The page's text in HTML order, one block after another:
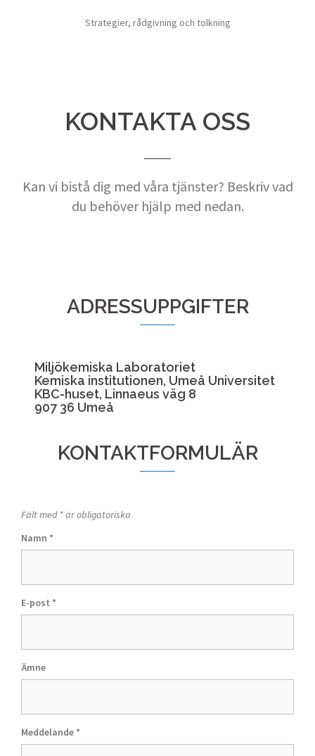
Strategier, rådgivning och tolkning
KONTAKTA OSS
Kan vi bistå dig med våra tjänster? Beskriv vad
du behöver hjälp med nedan.
ADRESSUPPGIFTER
Miljökemiska Laboratoriet
Kemiska institutionen, Umeå Universitet
KBC-huset, Linnaeus väg 8
907 36 Umeå
KONTAKTFORMULÄR
Fält med * är obligatoriska
Namn *
E-post *
Ämne
Meddelande *